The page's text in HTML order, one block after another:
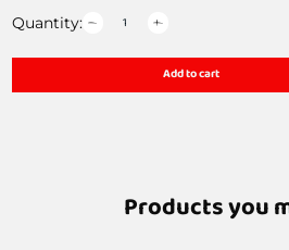
Quantity:
Add to cart
Products you